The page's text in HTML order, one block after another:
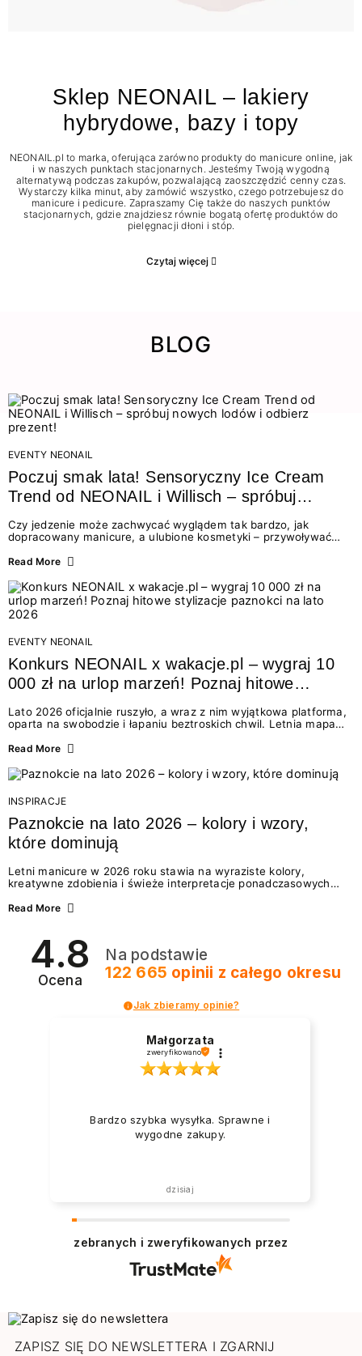
Sklep NEONAIL – lakiery
hybrydowe, bazy i topy
NEONAIL.pl to marka, oferująca zarówno produkty do manicure online, jak
i w naszych punktach stacjonarnych. Jesteśmy Twoją wygodną
alternatywą podczas zakupów, pozwalającą zaoszczędzić cenny czas.
Wystarczy kilka minut, aby zamówić wszystko, czego potrzebujesz do
manicure i pedicure. Zapraszamy Cię także do naszych punktów
stacjonarnych, gdzie znajdziesz równie bogatą ofertę produktów do
pielęgnacji dłoni i stóp.
Czytaj więcej
BLOG
EVENTY NEONAIL
Poczuj smak lata! Sensoryczny Ice Cream
Trend od NEONAIL i Willisch – spróbuj
nowych lodów i odbierz prezent!
Czy jedzenie może zachwycać wyglądem tak bardzo, jak
dopracowany manicure, a ulubione kosmetyki – przywoływać
świata beauty i oszałamiających deserów to coś więcej niż
zmysłami: przez soczysty kolor, aksamitną teksturę,
orzeźwiający zapach i słodki akcent na podniebieniu. Tego lata
NEONAIL łączy siły z marką Willisch, tworząc unikalny projekt
na styku jedzenia i piękna....
Read More
EVENTY NEONAIL
Konkurs NEONAIL x wakacje.pl – wygraj 10
000 zł na urlop marzeń! Poznaj hitowe
Lato 2026 oficjalnie ruszyło, a wraz z nim wyjątkowa platforma,
oparta na swobodzie i łapaniu beztroskich chwil. Letnia mapa
doświadczenia wakacji – od spontanicznych wyjazdów, przez
Motywem przewodnim jest eksplorowanie i kolekcjonowanie
letnich momentów. Z tej okazji przygotowaliśmy coś absolutnie
wyjątkowego: wielki konkurs z wakacje.pl oraz dawkę
najgorętszych trendów w...
Read More
INSPIRACJE
Paznokcie na lato 2026 – kolory i wzory,
które dominują
Letni manicure w 2026 roku stawia na wyraziste kolory,
kreatywne zdobienia i świeże interpretacje ponadczasowych
zarówno energetycznych odcieni inspirowanych wakacjami, jak
2026? Znajdź inspirację dla swojego manicure!
Read More
4.8
Ocena
Na podstawie
122 665 opinii z całego okresu
Jak zbieramy opinie?
Małgorzata
zweryfikowano
Bardzo szybka wysyłka. Sprawne i
wygodne zakupy.
dzisiaj
zebranych i zweryfikowanych przez
ZAPISZ SIĘ DO NEWSLETTERA I ZGARNIJ